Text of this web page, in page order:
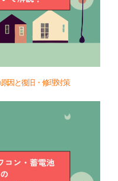
因と復旧・修理対策